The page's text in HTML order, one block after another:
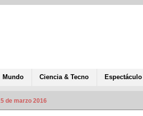
Mundo Ciencia & Tecno Espectáculo
de marzo 2016